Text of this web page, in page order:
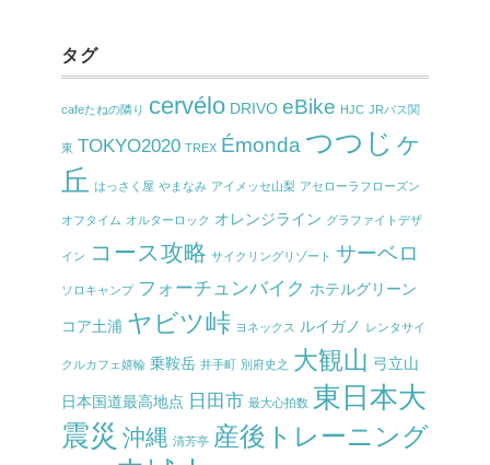
タグ
cafeたねの隣り cervélo DRIVO eBike HJC JRバス関
東 TOKYO2020 TREX Émonda つつじヶ
丘 はっさく屋 やまなみ アイメッセ山梨 アセローラフローズン
オフタイム オルターロック オレンジライン グラファイトデザ
イン コース攻略 サイクリングリゾート サーベロ
ソロキャンプ フォーチュンバイク ホテルグリーン
コア土浦 ヤビツ峠 ヨネックス ルイガノ レンタサイ
クルカフェ嬉輪 乗鞍岳 井手町 別府史之 大観山 弓立山
日本国道最高地点 日田市 最大心拍数 東日本大
震災 沖縄 清芳亭 産後トレーニング